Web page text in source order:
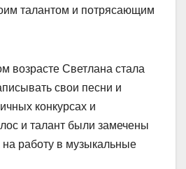
талантом и потрясающим
возрасте Светлана стала
свои песни и
конкурсах и
и талант были замечены
работу в музыкальные